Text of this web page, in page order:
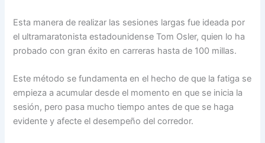
Esta manera de realizar las sesiones largas fue ideada por
el ultramaratonista estadounidense Tom Osler, quien lo ha
probado con gran éxito en carreras hasta de 100 millas.
Este método se fundamenta en el hecho de que la fatiga se
empieza a acumular desde el momento en que se inicia la
sesión, pero pasa mucho tiempo antes de que se haga
evidente y afecte el desempeño del corredor.